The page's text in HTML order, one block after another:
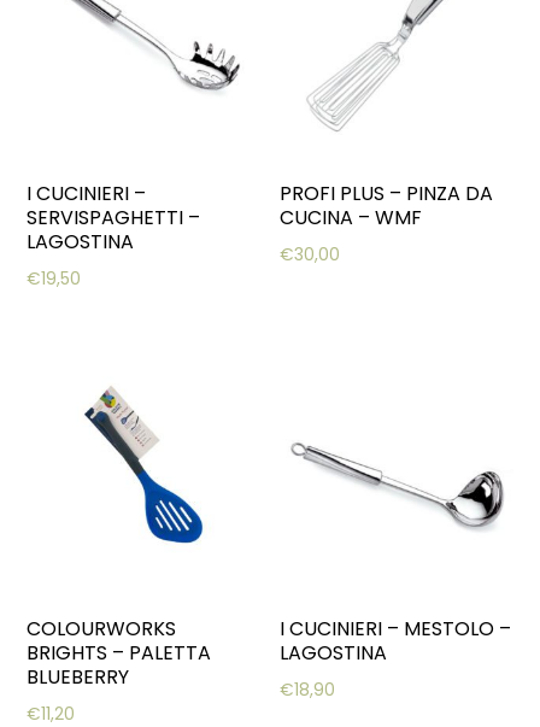
I CUCINIERI –
SERVISPAGHETTI –
LAGOSTINA
€19,50
PROFI PLUS – PINZA DA
CUCINA – WMF
€30,00
COLOURWORKS
BRIGHTS – PALETTA
BLUEBERRY
€11,20
I CUCINIERI – MESTOLO –
LAGOSTINA
€18,90